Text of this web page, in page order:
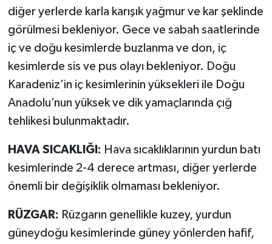
diğer yerlerde karla karışık yağmur ve kar şeklinde
görülmesi bekleniyor. Gece ve sabah saatlerinde
iç ve doğu kesimlerde buzlanma ve don, iç
kesimlerde sis ve pus olayı bekleniyor. Doğu
Karadeniz’in iç kesimlerinin yüksekleri ile Doğu
Anadolu’nun yüksek ve dik yamaçlarında çığ
tehlikesi bulunmaktadır.
HAVA SICAKLIĞI: Hava sıcaklıklarının yurdun batı
kesimlerinde 2-4 derece artması, diğer yerlerde
önemli bir değişiklik olmaması bekleniyor.
RÜZGAR: Rüzgarın genellikle kuzey, yurdun
güneydoğu kesimlerinde güney yönlerden hafif,